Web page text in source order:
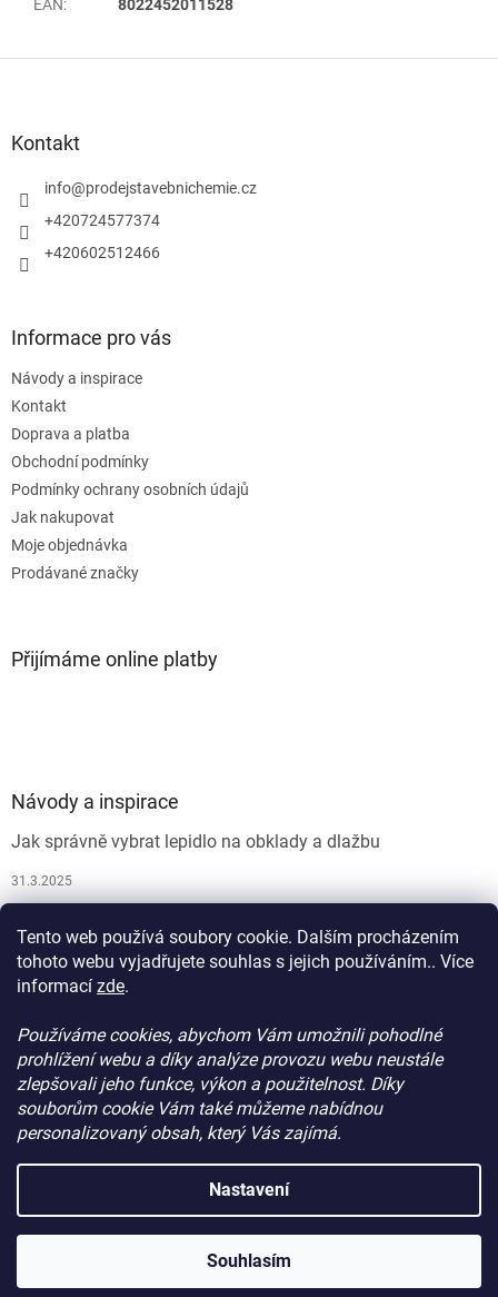
Tento web používá soubory cookie. Dalším procházením
tohoto webu vyjadřujete souhlas s jejich používáním.. Více
informací zde.
Používáme cookies, abychom Vám umožnili pohodlné
prohlížení webu a díky analýze provozu webu neustále
zlepšovali jeho funkce, výkon a použitelnost. Díky
souborům cookie Vám také můžeme nabídnou
personalizovaný obsah, který Vás zajímá.
Nastavení
Souhlasím
EAN: 8022452011528
Kontakt
info@prodejstavebnichemie.cz
+420724577374
+420602512466
Informace pro vás
Návody a inspirace
Kontakt
Doprava a platba
Obchodní podmínky
Podmínky ochrany osobních údajů
Jak nakupovat
Moje objednávka
Prodávané značky
Přijímáme online platby
Návody a inspirace
Jak správně vybrat lepidlo na obklady a dlažbu
31.3.2025
Upravit nastavení cookies